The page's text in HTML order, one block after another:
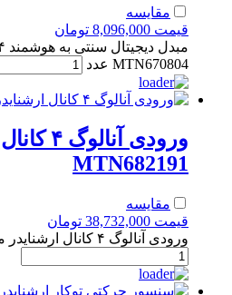
مقایسه
قیمت 8,096,000 تومان
MTN670804 عدد
ورودی
MTN682191
مقایسه
قیمت 38,732,000 تومان
ورودی آنالوگ ۴ کانال ارشنایدر مدل MTN682191 عدد